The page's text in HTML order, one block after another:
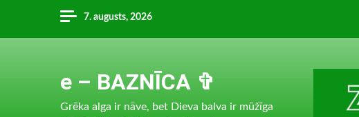
content
7. augusts, 2026
e – BAZNĪCA ✞
Grēka alga ir nāve, bet Dieva balva ir mūžīga